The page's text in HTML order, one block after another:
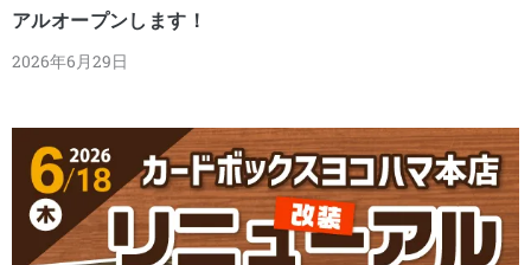
アルオープンします！
2026年6月29日